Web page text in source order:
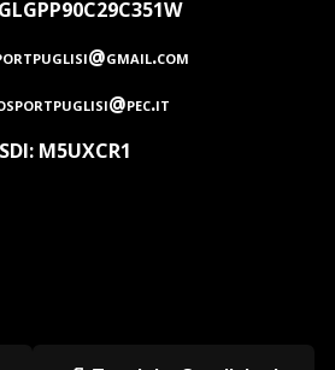
SDI: M5UXCR1